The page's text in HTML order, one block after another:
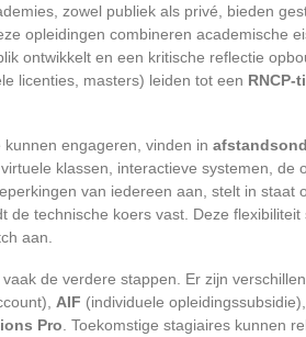
zowel publiek als privé, bieden
opleidingen combineren academische
ontwikkelt en een kritische reflectie
licenties, masters) leiden tot een RNCP-
engageren, vinden in
klassen, interactieve systemen, de
van iedereen aan, stelt in staat
de technische koers vast. Deze
aan.
de verdere stappen. Er zijn
AIF (individuele
Pro . Toekomstige stagiaires kunnen